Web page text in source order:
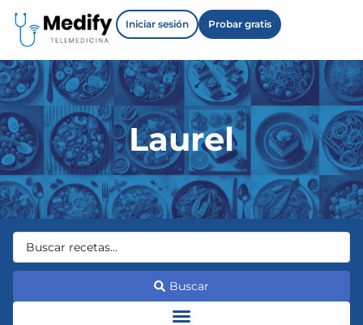
Iniciar sesión Probar gratis
Laurel
Buscar